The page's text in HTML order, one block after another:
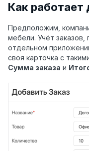
Как
Предположим,
мебели. Учёт заказов,
отдельном
своя карточка с
Сумма заказа и